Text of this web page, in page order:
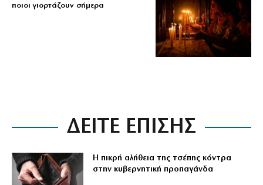
ποιοι γιορτάζουν σήμερα
ΔΕΙΤΕ ΕΠΙΣΗΣ
Η πικρή αλήθεια της τσέπης κόντρα
στην κυβερνητική προπαγάνδα